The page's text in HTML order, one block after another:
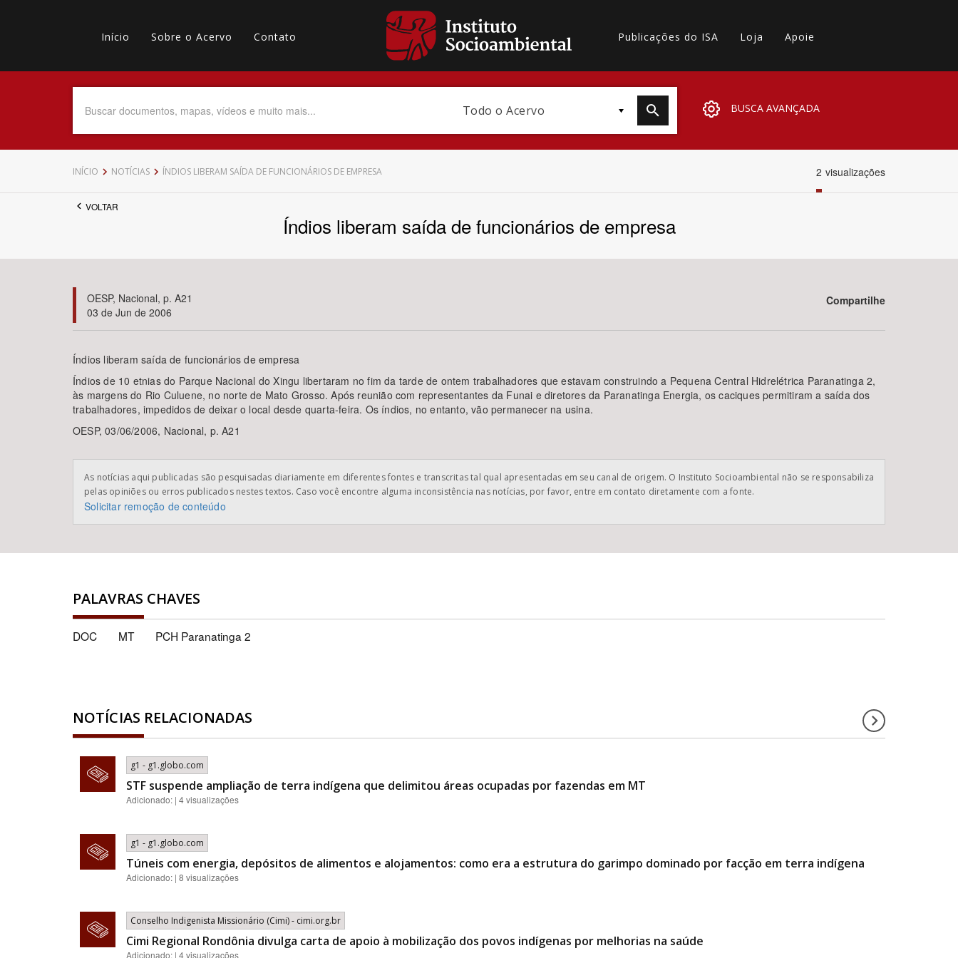
Main
navigation
Início Sobre o Acervo Contato
secundário
Publicações do ISA Loja Apoie
Todo o Acervo BUSCA AVANÇADA
Data do Documento Até
Tema
Área de Levantamento Área Protegida
BUSCAR
INÍCIO NOTÍCIAS ÍNDIOS LIBERAM SAÍDA DE FUNCIONÁRIOS DE EMPRESA 2 visualizações
VOLTAR
Índios liberam saída de funcionários de empresa
OESP, Nacional, p. A21
03 de Jun de 2006
Compartilhe
Índios liberam saída de funcionários de empresa
Índios de 10 etnias do Parque Nacional do Xingu libertaram no fim da tarde de ontem trabalhadores que estavam construindo a Pequena Central Hidrelétrica Paranatinga 2,
às margens do Rio Culuene, no norte de Mato Grosso. Após reunião com representantes da Funai e diretores da Paranatinga Energia, os caciques permitiram a saída dos
trabalhadores, impedidos de deixar o local desde quarta-feira. Os índios, no entanto, vão permanecer na usina.
OESP, 03/06/2006, Nacional, p. A21
As notícias aqui publicadas são pesquisadas diariamente em diferentes fontes e transcritas tal qual apresentadas em seu canal de origem. O Instituto Socioambiental não se responsabiliza
pelas opiniões ou erros publicados nestes textos. Caso você encontre alguma inconsistência nas notícias, por favor, entre em contato diretamente com a fonte.
Solicitar remoção de conteúdo
PALAVRAS CHAVES
DOC MT PCH Paranatinga 2
NOTÍCIAS RELACIONADAS
g1 - g1.globo.com
STF suspende ampliação de terra indígena que delimitou áreas ocupadas por fazendas em MT
Adicionado: | 4 visualizações
g1 - g1.globo.com
Túneis com energia, depósitos de alimentos e alojamentos: como era a estrutura do garimpo dominado por facção em terra indígena
Adicionado: | 8 visualizações
Conselho Indigenista Missionário (Cimi) - cimi.org.br
Cimi Regional Rondônia divulga carta de apoio à mobilização dos povos indígenas por melhorias na saúde
Adicionado: | 4 visualizações